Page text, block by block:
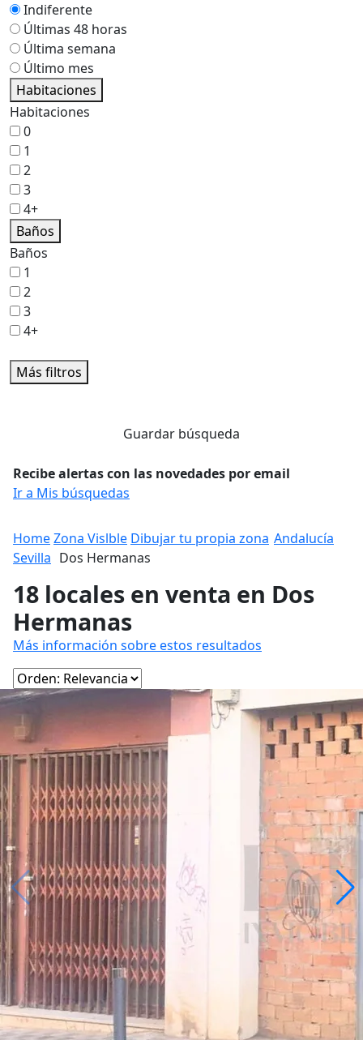
Indiferente
Últimas 48 horas
Última semana
Último mes
Habitaciones
Habitaciones
0
1
2
3
4+
Baños
Baños
1
2
3
4+
Más filtros
Guardar búsqueda
Recibe alertas con las novedades por email
Ir a Mis búsquedas
HomeZona Vislble Dibujar tu propia zona Andalucía
Sevilla Dos Hermanas
18 locales en venta en Dos
Hermanas
Más información sobre estos resultados